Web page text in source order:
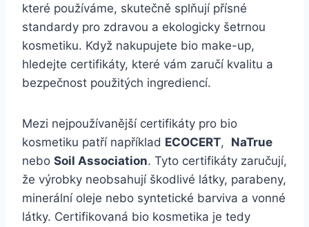
které ⁤používáme, skutečně⁢ splňují‌ přísné
‍standardy pro ‍zdravou ‍a⁤ ekologicky šetrnou
kosmetiku. Když nakupujete ‍bio make-up,
hledejte certifikáty, které vám zaručí kvalitu a
bezpečnost použitých ⁢ingrediencí.
Mezi nejpoužívanější certifikáty⁣ pro bio
kosmetiku patří například ECOCERT, ⁤ NaTrue
nebo Soil⁤ Association. Tyto certifikáty‍ zaručují,
že výrobky neobsahují škodlivé látky, parabeny,​
minerální oleje nebo syntetické⁢ barviva a vonné
látky. Certifikovaná‌ bio kosmetika je tedy‍